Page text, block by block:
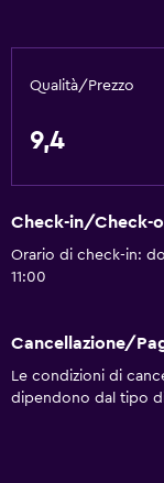
Qualità/Prezzo
9,4
Check-in/Check-
Orario di check-in:
11:00
Cancellazione/
Le condizioni di
dipendono dal tipo